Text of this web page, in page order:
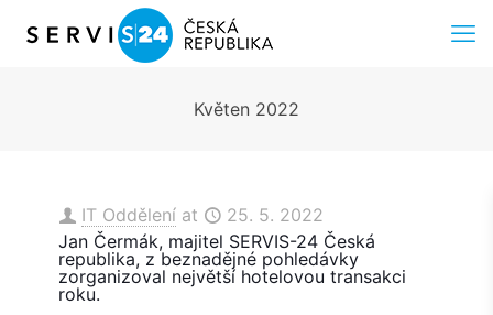
Květen 2022
IT Oddělení at
25. 5. 2022
Jan Čermák, majitel SERVIS-24 Česká
republika, z beznadějné pohledávky
zorganizoval největší hotelovou transakci
roku.